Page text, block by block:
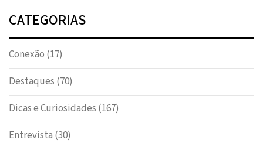
CATEGORIAS
Conexão (17)
Destaques (70)
Dicas e Curiosidades (167)
Entrevista (30)